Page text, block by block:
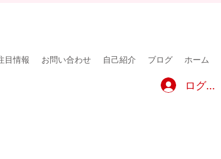
目情報 お問い合わせ 自己紹介 ブログ ホーム
ログイン